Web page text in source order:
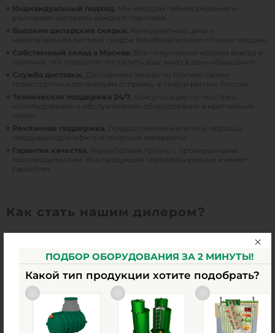
Индивидуальный подход. Мы находим гибкие решения и
учитываем интересы каждого партнера.
Высокие дилерские скидки. Конкурентные цены и
накопительная система скидок без обязательных планов продаж.
Собственный склад в Москве. Все популярные модели всегда в
наличии, что позволяет отгрузить ваш заказ в день обращения.
Служба доставки. Доставляем заказы по Москве своим
транспортом и организуем отправку в любой регион России.
Техническая поддержка 24/7. Консультации по монтажу,
использованию и обслуживанию оборудования в кратчайшие
сроки.
Рекламная поддержка. Предоставляем каталоги, образцы
продукции для офиса и печатные материалы.
Гарантия качества. Мы работаем только с проверенными
производителями. Вся продукция сертифицирована и имеет
гарантию.
Как стать нашим дилером?
+7 (495) 182-
Обсудите с менеджером детали и выберите оптимальный
формат партнерства.
Получите персональные цены и полный пакет документов.
Начинайте продажи и увеличивайте свою прибыль!
ПОДБОР ОБОРУДОВАНИЯ ЗА 2 МИНУТЫ!
Какой тип продукции хотите подобрать?